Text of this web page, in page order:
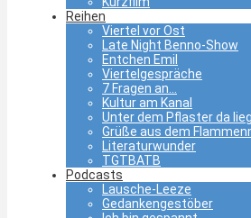
Reihen
Viertel vor Ost
Late Night Benno-Show
Entchen Emil
Viertelgespräche
7 Fragen an…
Kultur am Kanal
Unter dem Pflaster da
Grüße aus dem
Literaturwunder
TGTBATB
Podcasts
Lausche-Leeze
Gedankengestöber